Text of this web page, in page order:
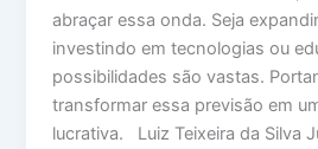
abraçar essa onda. Seja
investindo em tecnologias ou
possibilidades são vastas.
transformar essa previsão em
lucrativa. Luiz Teixeira da Silva